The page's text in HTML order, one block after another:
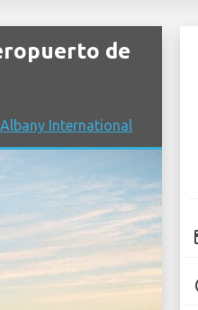
de
International